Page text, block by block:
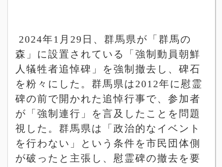
2024年1 月 29 日、群馬県が「群馬の
森」に設置されている「強制動員朝鮮
人犠牲者追悼碑」を強制撤去し、碑石
を粉々にした。群馬県は 2012年に慰霊
碑の前で開かれた追悼行事で、参加者
が「強制連行」を言及したことを問題
視した。群馬県は「政治的なイベント
を行わない」という条件を市民団体側
が破ったと主張し、慰霊碑の撤去を要